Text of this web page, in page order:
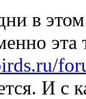
в
эта
И с